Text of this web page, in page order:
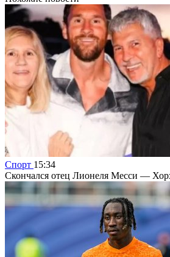
Спорт 15:34
Скончался отец Лионеля Месси —